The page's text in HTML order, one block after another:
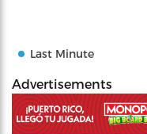
Last Minute
Advertisements